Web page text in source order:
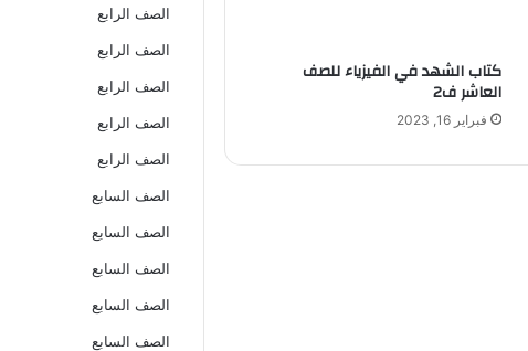
كتاب الشهد في الفيزياء للصف
العاشر ف2
فبراير 16, 2023
الصف الرابع
الصف الرابع
الصف الرابع
الصف الرابع
الصف الرابع
الصف السابع
الصف السابع
الصف السابع
الصف السابع
الصف السابع